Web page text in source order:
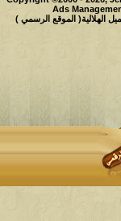
Ads
الهلالية( الموقع الرسمي )